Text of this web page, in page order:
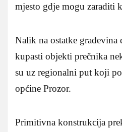
mjesto gdje mogu zaraditi
Nalik na ostatke
kupasti objekti prečnika
su uz regionalni put koji
općine Prozor.
Primitivna konstrukcija